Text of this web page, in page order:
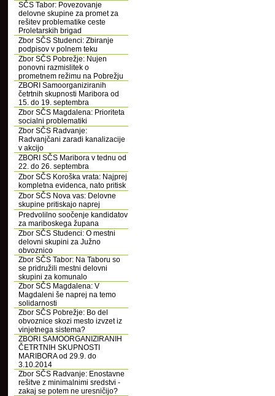
SČS Tabor: Povezovanje
delovne skupine za promet za
rešitev problematike ceste
Proletarskih brigad
Zbor SČS Studenci: Zbiranje
podpisov v polnem teku
Zbor SČS Pobrežje: Nujen
ponovni razmislitek o
prometnem režimu na Pobrežju
ZBORI Samoorganiziranih
četrtnih skupnosti Maribora od
15. do 19. septembra
Zbor SČS Magdalena: Prioriteta
socialni problematiki
Zbor SČS Radvanje:
Radvanjčani zaradi kanalizacije
v akcijo
ZBORI SČS Maribora v tednu od
22. do 26. septembra
Zbor SČS Koroška vrata: Najprej
kompletna evidenca, nato pritisk
Zbor SČS Nova vas: Delovne
skupine pritiskajo naprej
Predvolilno soočenje kandidatov
za mariboskega župana
Zbor SČS Studenci: O mestni
delovni skupini za Južno
obvoznico
Zbor SČS Tabor: Na Taboru so
se pridružili mestni delovni
skupini za komunalo
Zbor SČS Magdalena: V
Magdaleni še naprej na temo
solidarnosti
Zbor SČS Pobrežje: Bo del
obvoznice skozi mesto izvzet iz
vinjetnega sistema?
ZBORI SAMOORGANIZIRANIH
ČETRTNIH SKUPNOSTI
MARIBORA od 29.9. do
3.10.2014
Zbor SČS Radvanje: Enostavne
rešitve z minimalnimi sredstvi -
zakaj se potem ne uresničijo?